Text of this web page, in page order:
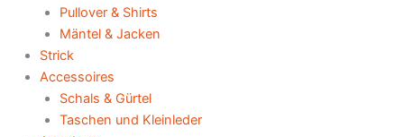
Pullover & Shirts
Mäntel & Jacken
Strick
Accessoires
Schals & Gürtel
Taschen und Kleinleder